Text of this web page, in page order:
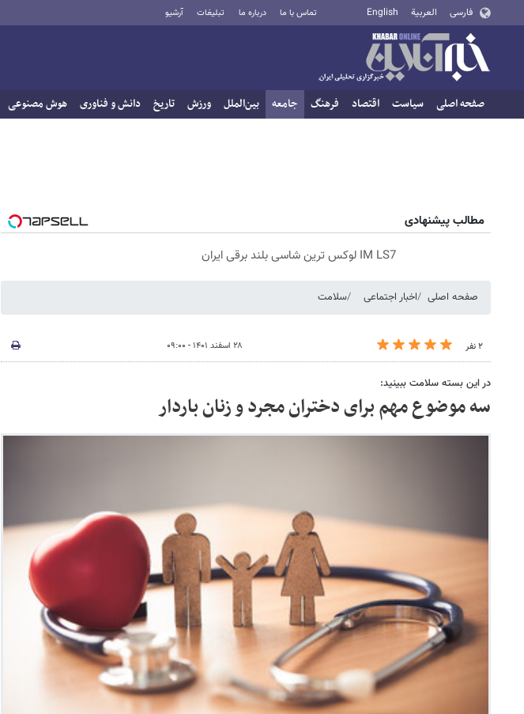
فارسی العربية English تماس با ما درباره ما تبلیغات آرشیو
صفحه اصلی سیاست اقتصاد فرهنگ جامعه بین‌الملل ورزش تاریخ دانش و فناوری هوش مصنوعی
مطالب پیشنهادی
IM LS7 لوکس ترین شاسی بلند برقی ایران
صفحه اصلی اخبار اجتماعی سلامت
۲ نفر ۲۸ اسفند ۱۴۰۱ - ۰۹:۰۰
در این بسته سلامت ببینید:
سه موضوع مهم برای دختران مجرد و زنان باردار